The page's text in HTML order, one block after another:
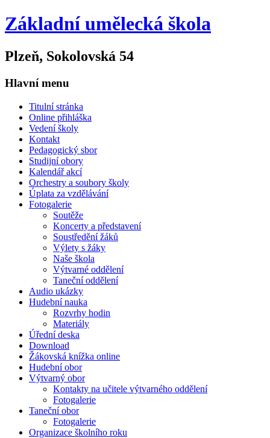
Základní umělecká škola
Plzeň, Sokolovská 54
Hlavní menu
Titulní stránka
Online přihláška
Vedení školy
Kontakt
Pedagogický sbor
Studijní obory
Kalendář akcí
Orchestry a soubory školy
Úplata za vzdělávání
Fotogalerie
Soutěže
Koncerty a představení
Soustředění žáků
Výlety s žáky
Naše škola
Výtvarné oddělení
Taneční oddělení
Audio ukázky
Hudební nauka
Rozvrhy hodin
Materiály
Úřední deska
Download
Žákovská knížka online
Hudební obor
Výtvarný obor
Kontakty na učitele výtvarného oddělení
Fotogalerie
Taneční obor
Fotogalerie
Organizace školního roku